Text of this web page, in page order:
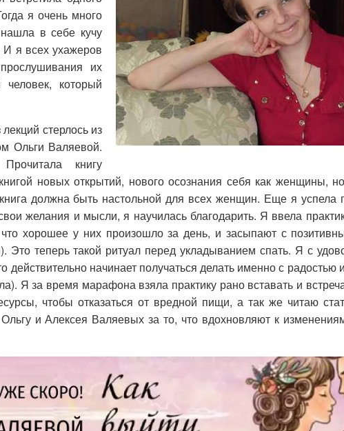
я очень много
в себе кучу
я всех ухажеров
их
который
стерлось из
Ольги Валяевой.
книгу
новых открытий, нового осознания себя как женщины,
должна быть настольной для всех женщин. Еще я успела
желания и мысли, я научилась благодарить. Я ввела
хорошее у них произошло за день, и засыпают с
теперь такой ритуал перед укладыванием спать. Я с
начинает получаться делать именно с радостью
Я за время марафона взяла практику рано вставать и
чтобы отказаться от вредной пищи, а так же читаю
и Алексея Валяевых за то, что вдохновляют к